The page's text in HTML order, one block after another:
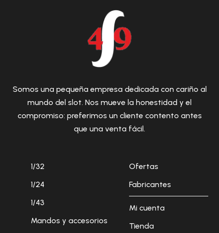
Somos una pequeña empresa dedicada con cariño al
mundo del slot. Nos mueve la honestidad y el
compromiso: preferimos un cliente contento antes
que una venta fácil.
1/32
1/24
1/43
Mandos y accesorios
Ofertas
Fabricantes
Mi cuenta
Tienda